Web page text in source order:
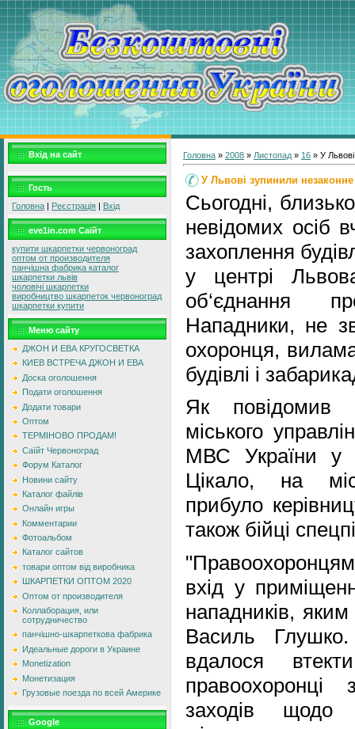
Вхід на сайт
Гость
Головна | Реєстрація | Вхід
eve1in.com Саїйт
купити шкарпетки червоноград
оптом от производителя
панчішна фабрика каталог
шкарпетки львів
чоловічі шкарпетки
виробництво шкарпеток червоноград
шкарпетки купити
Меню сайту
ДЖОН И ЕВА КРУГОСВЕТКА
КИЕВ ВСТРЕЧА ДЖОН И ЕВА
Доска оголошення
Подати оголошення
Додати товари
Оптом
ТЕРМІНОВО ПРОДАМ!
Саїйт Червоноград
Форум Каталог
Новини сайту
Каталог файлів
Онлайн игры
Комментарии
Фотоальбом
Каталог сайтов
товари оптом від виробника
ШКАРПЕТКИ ОПТОМ 2020
Оптом от производителя
Коллаборация, или
сотрудничество
панчішно-шкарпеткова фабрика
Идеальные дороги в Украине
Monetization
Монетизация
Грузовые поезда по всей Америке
Google
Головна » 2008 » Листопад » 16 » У
У Львові зупинили
Сьогодні,
невідомих осіб
захоплення
у центрі
об‘єднання
Нападники, не
охоронця,
будівлі і
Як повідомив
міського
МВС України у
Цікало, на
прибуло
також бійці
вхід у
нападників,
Василь
вдалося
правоохоронці
заходів щодо